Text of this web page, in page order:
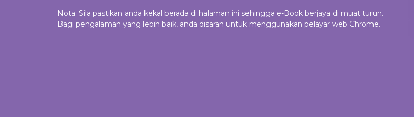
Nota: Sila pastikan anda kekal berada di halaman ini sehingga e-Book berjaya di muat turun.
Bagi pengalaman yang lebih baik, anda disaran untuk menggunakan pelayar web Chrome.